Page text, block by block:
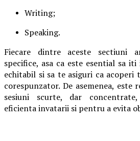
Writing;
Speaking.
Fiecare dintre aceste sectiuni
specifice, asa ca este esential sa
echitabil si sa te asiguri ca acoperi
corespunzator. De asemenea, este
sesiuni scurte, dar
eficienta invatarii si pentru a evita